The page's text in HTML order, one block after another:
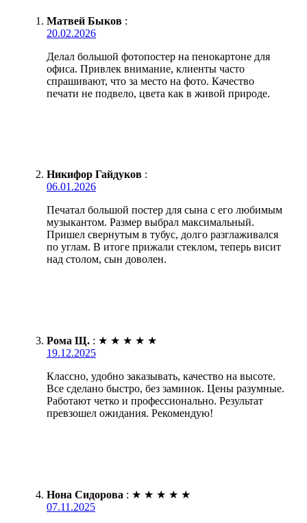
Матвей Быков :
20.02.2026
Делал большой фотопостер на пенокартоне для
офиса. Привлек внимание, клиенты часто
спрашивают, что за место на фото. Качество
печати не подвело, цвета как в живой природе.
Никифор Гайдуков :
06.01.2026
Печатал большой постер для сына с его любимым
музыкантом. Размер выбрал максимальный.
Пришел свернутым в тубус, долго разглаживался
по углам. В итоге прижали стеклом, теперь висит
над столом, сын доволен.
Рома Щ. : ★ ★ ★ ★ ★
19.12.2025
Классно, удобно заказывать, качество на высоте.
Все сделано быстро, без заминок. Цены разумные.
Работают четко и профессионально. Результат
превзошел ожидания. Рекомендую!
Нона Сидорова : ★ ★ ★ ★ ★
07.11.2025